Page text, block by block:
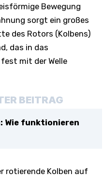
Bewegung
sorgt ein großes
des Rotors (Kolbens)
das in das
mit der Welle
BEITRAG
Wie funktionieren
rotierende Kolben auf